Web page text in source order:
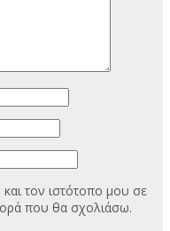
τον ιστότοπο μου σε
που θα σχολιάσω.